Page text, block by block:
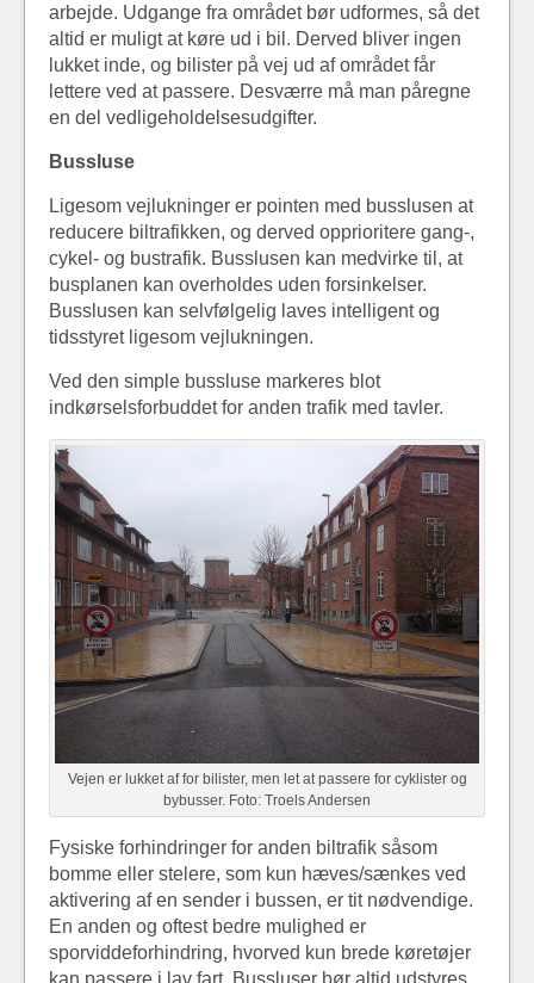
arbejde. Udgange fra området bør udformes, så det
altid er muligt at køre ud i bil. Derved bliver ingen
lukket inde, og bilister på vej ud af området får
lettere ved at passere. Desværre må man påregne
en del vedligeholdelsesudgifter.
Bussluse
Ligesom vejlukninger er pointen med busslusen at
reducere biltrafikken, og derved opprioritere gang-,
cykel- og bustrafik. Busslusen kan medvirke til, at
busplanen kan overholdes uden forsinkelser.
Busslusen kan selvfølgelig laves intelligent og
tidsstyret ligesom vejlukningen.
Ved den simple bussluse markeres blot
indkørselsforbuddet for anden trafik med tavler.
Vejen er lukket af for bilister, men let at passere for cyklister og
bybusser. Foto: Troels Andersen
Fysiske forhindringer for anden biltrafik såsom
bomme eller stelere, som kun hæves/sænkes ved
aktivering af en sender i bussen, er tit nødvendige.
En anden og oftest bedre mulighed er
sporviddeforhindring, hvorved kun brede køretøjer
kan passere i lav fart. Bussluser bør altid udstyres